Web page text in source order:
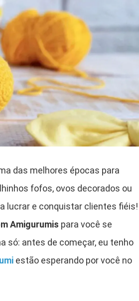
das melhores épocas para
fofos, ovos decorados ou
lucrar e conquistar clientes fiéis!
Amigurumis para você se
só: antes de começar, eu tenho
estão esperando por você no